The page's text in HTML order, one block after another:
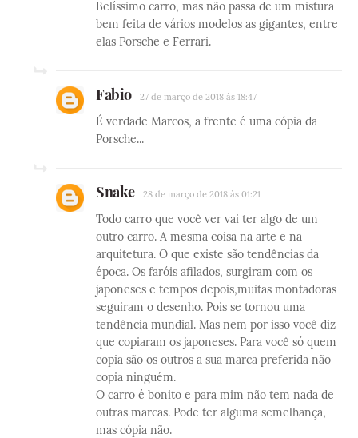
Belíssimo carro, mas não passa de um mistura
bem feita de vários modelos as gigantes, entre
elas Porsche e Ferrari.
Fabio 27 de março de 2018 às 18:47
É verdade Marcos, a frente é uma cópia da
Porsche...
Snake 28 de março de 2018 às 01:21
Todo carro que você ver vai ter algo de um
outro carro. A mesma coisa na arte e na
arquitetura. O que existe são tendências da
época. Os faróis afilados, surgiram com os
japoneses e tempos depois,muitas montadoras
seguiram o desenho. Pois se tornou uma
tendência mundial. Mas nem por isso você diz
que copiaram os japoneses. Para você só quem
copia são os outros a sua marca preferida não
copia ninguém.
O carro é bonito e para mim não tem nada de
outras marcas. Pode ter alguma semelhança,
mas cópia não.